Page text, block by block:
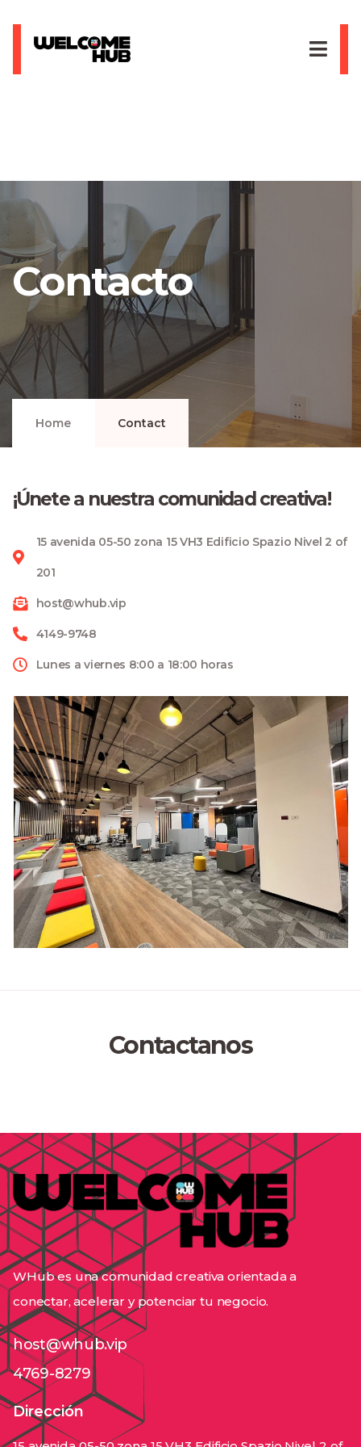
Contacto
Home Contact
¡Únete a nuestra comunidad creativa!
15 avenida 05-50 zona 15 VH3 Edificio Spazio Nivel 2 of
201
host@whub.vip
4149-9748
Lunes a viernes 8:00 a 18:00 horas
Contactanos
WHub es una comunidad creativa orientada a
conectar, acelerar y potenciar tu negocio.
host@whub.vip
4769-8279
Dirección